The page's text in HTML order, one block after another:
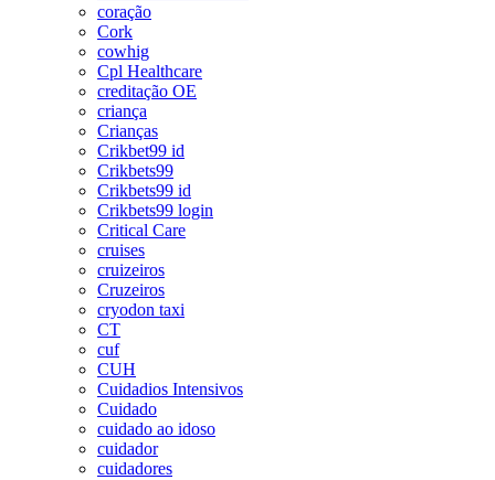
coração
Cork
cowhig
Cpl Healthcare
creditação OE
criança
Crianças
Crikbet99 id
Crikbets99
Crikbets99 id
Crikbets99 login
Critical Care
cruises
cruizeiros
Cruzeiros
cryodon taxi
CT
cuf
CUH
Cuidadios Intensivos
Cuidado
cuidado ao idoso
cuidador
cuidadores